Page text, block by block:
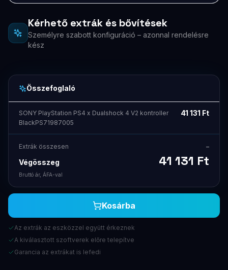
Kérhető extrák és bővítések
Személyre szabott konfiguráció – azonnal rendelésre
kész
Összefoglaló
SONY PlayStation PS4 x Dualshock 4 V2 kontroller
BlackPS71987005
41 131 Ft
Extrák összesen –
Végösszeg 41 131 Ft
Bruttó ár, ÁFA-val
Kosárba
Az extrák az eszközzel együtt érkeznek
A kiválasztott szoftverek előre telepítve
Garancia az extrákat is lefedi